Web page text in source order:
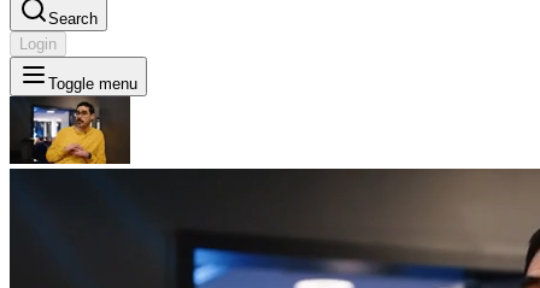
Search
Login
Toggle menu